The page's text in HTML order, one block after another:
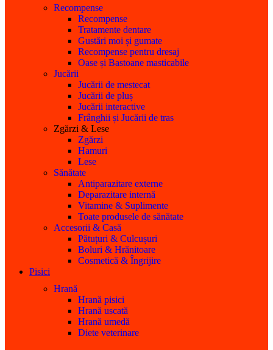
Recompense
Recompense
Tratamente dentare
Gustări moi și gumate
Recompense pentru dresaj
Oase și Bastoane masticabile
Jucării
Jucării de mestecat
Jucării de pluș
Jucării interactive
Frânghii și Jucării de tras
Zgărzi & Lese
Zgărzi
Hamuri
Lese
Sănătate
Antiparazitare externe
Deparazitare internă
Vitamine & Suplimente
Toate produsele de sănătate
Accesorii & Casă
Pătuțuri & Culcușuri
Boluri & Hrănitoare
Cosmetică & Îngrijire
Pisici
Hrană
Hrană pisici
Hrană uscată
Hrană umedă
Diete veterinare